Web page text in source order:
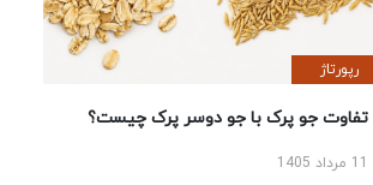
رپورتاژ
تفاوت جو پرک با جو دوسر پرک چیست؟